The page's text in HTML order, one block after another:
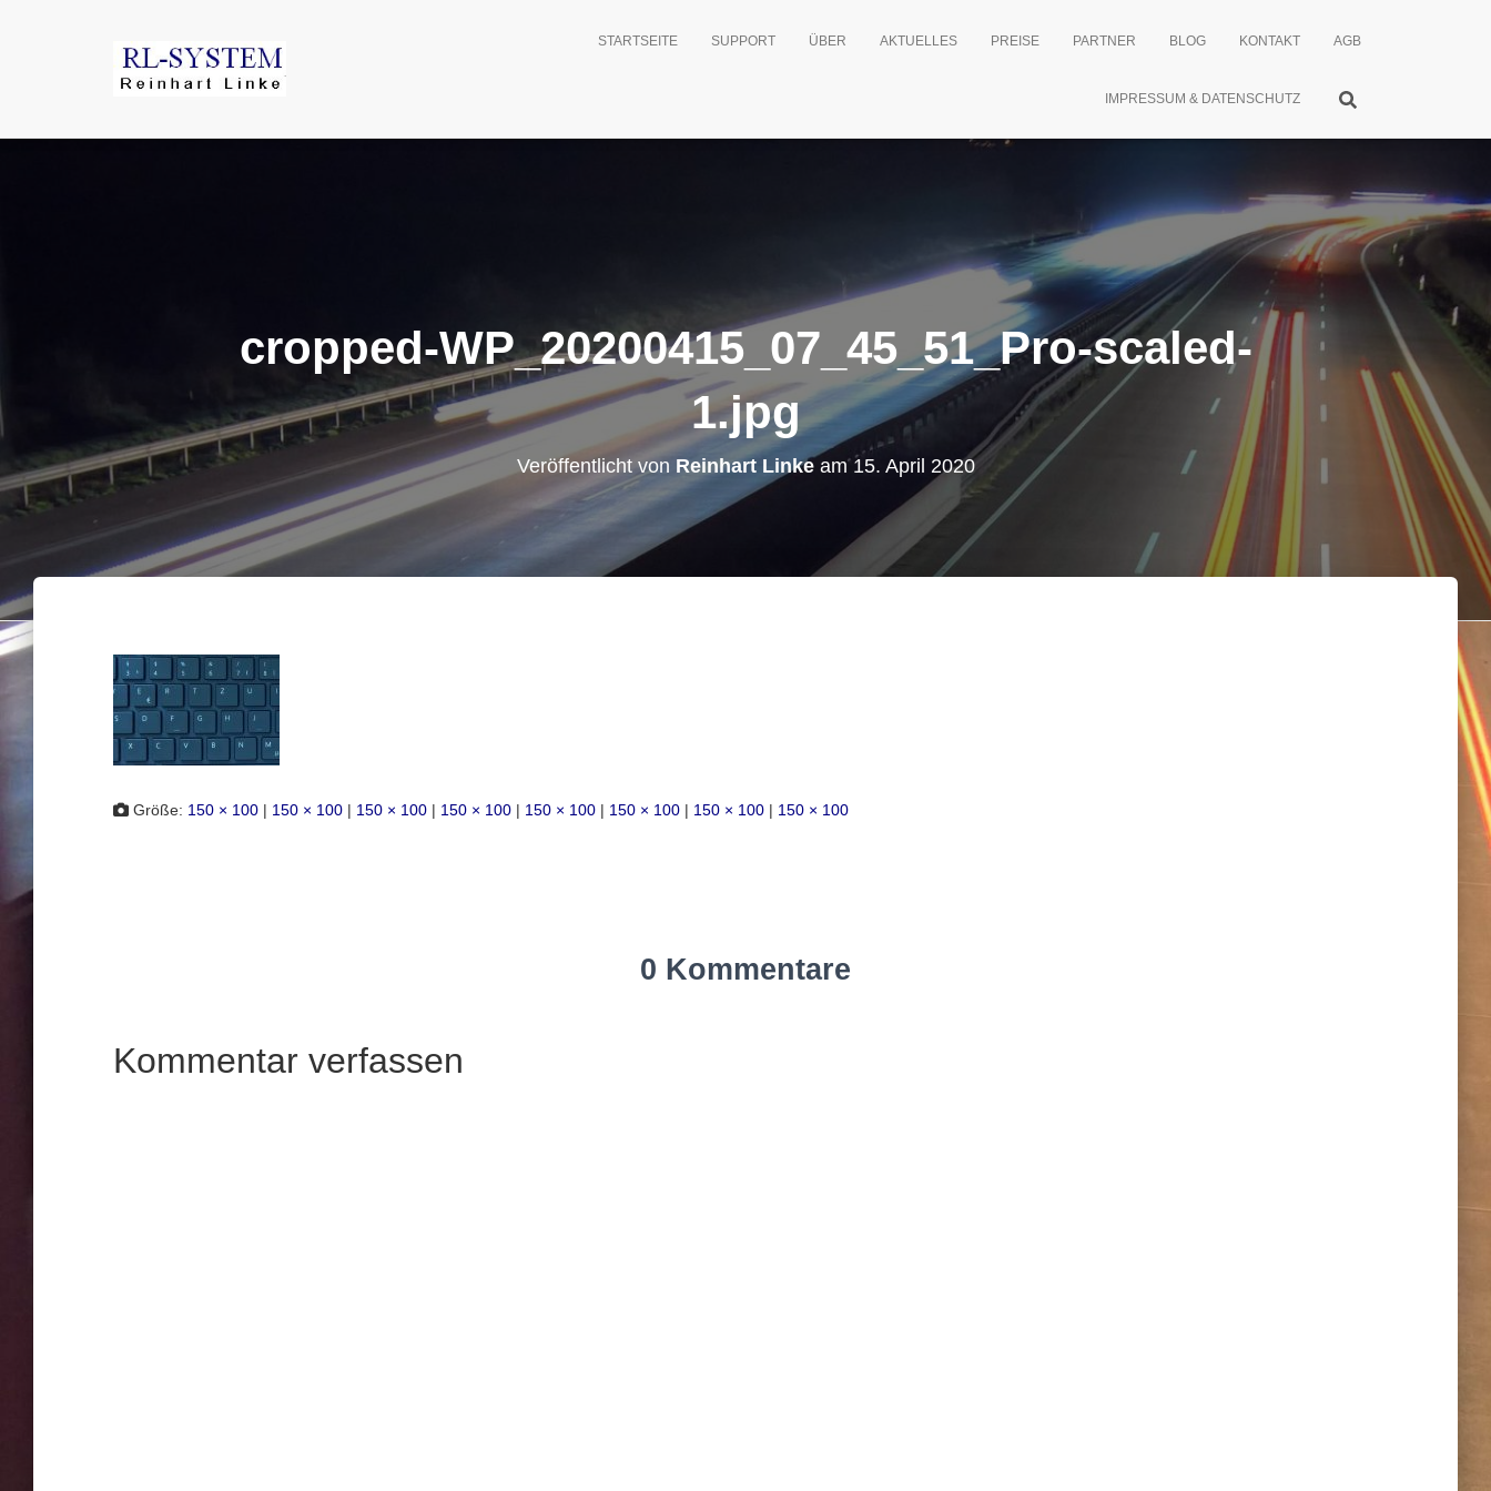
STARTSEITE SUPPORT ÜBER AKTUELLES PREISE PARTNER BLOG KONTAKT AGB
IMPRESSUM & DATENSCHUTZ
cropped-WP_20200415_07_45_51_Pro-scaled-
1.jpg
Veröffentlicht von Reinhart Linkeam15. April 2020
Größe: 150 × 100 | 150 × 100 | 150 × 100 | 150 × 100 | 150 × 100 | 150 × 100 | 150 × 100 | 150 × 100
0 Kommentare
Kommentar verfassen